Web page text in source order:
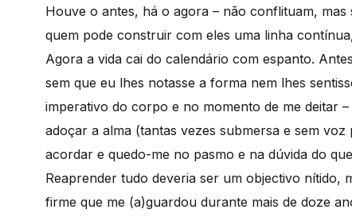
Houve o antes, há o agora – não conflituam,
quem pode construir com eles uma linha
Agora a vida cai do calendário com espanto.
sem que eu lhes notasse a forma nem lhes
imperativo do corpo e no momento de me deitar
adoçar a alma (tantas vezes submersa e sem
acordar e quedo-me no pasmo e na dúvida do
Reaprender tudo deveria ser um objectivo nítido,
firme que me (a)guardou durante mais de doze